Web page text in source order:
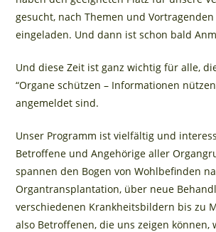
gesucht, nach Themen und
eingeladen. Und dann ist schon bald
Und diese Zeit ist ganz wichtig für alle,
“Organe schützen – Informationen
angemeldet sind.
Unser Programm ist vielfältig und
Betroffene und Angehörige aller
spannen den Bogen von Wohlbefinden
Organtransplantation, über neue
verschiedenen Krankheitsbildern bis zu
also Betroffenen, die uns zeigen können,